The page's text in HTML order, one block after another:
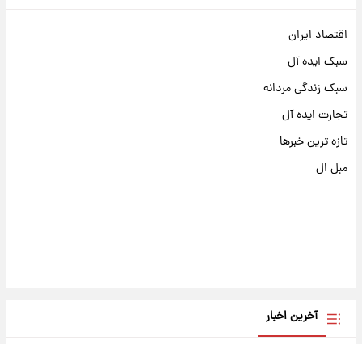
اقتصاد ایران
سبک ایده آل
سبک زندگی مردانه
تجارت ایده آل
تازه ترین خبرها
مبل ال
آخرین اخبار